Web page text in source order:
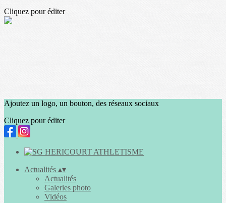
Cliquez pour éditer
Ajoutez un logo, un bouton, des réseaux sociaux
Cliquez pour éditer
Actualités ▴▾
Actualités
Galeries photo
Vidéos